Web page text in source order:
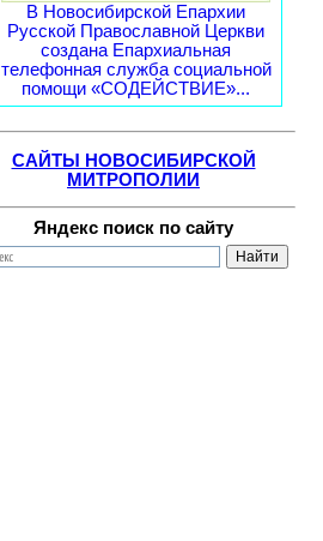
В Новосибирской Епархии
Русской Православной Церкви
создана Епархиальная
телефонная служба социальной
помощи «СОДЕЙСТВИЕ»...
САЙТЫ НОВОСИБИРСКОЙ
МИТРОПОЛИИ
Яндекс поиск по сайту